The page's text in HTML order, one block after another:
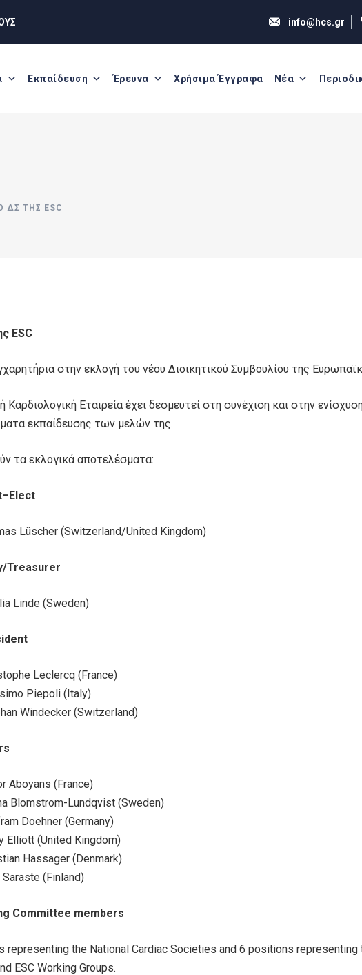
info@hcs.gr
Εκπαίδευση Έρευνα Χρήσιμα Έγγραφα Νέα
ΔΣ ΤΗΣ ESC
ESC
στην εκλογή του νέου Διοικητικού Συμβουλίου της
Καρδιολογική Εταιρεία έχει δεσμευτεί στη συνέχιση και στην
εκπαίδευσης των μελών της.
τα εκλογικά αποτελέσματα:
–Elect
Lüscher (Switzerland/United Kingdom)
Treasurer
Linde (Sweden)
Leclercq (France)
Piepoli (Italy)
Windecker (Switzerland)
Aboyans (France)
Blomstrom-Lundqvist (Sweden)
Doehner (Germany)
Elliott (United Kingdom)
Hassager (Denmark)
(Finland)
Committee members
representing the National Cardiac Societies and 6 positions representing
ESC Working Groups.